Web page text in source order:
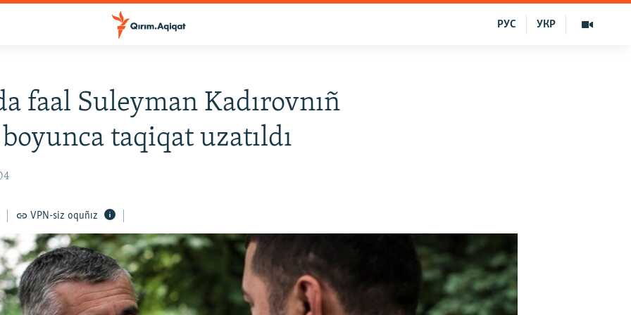
УКР
РУС
faal Suleyman Kadırovnıñ
boyunca taqiqat uzatıldı
VPN-siz oquñız